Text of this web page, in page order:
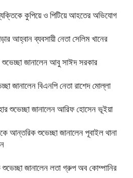
কুপিয়ে ও পিটিয়ে আহতের অভিযোগ
আহ্বান ব্যবসায়ী নেতা সেলিম খানের
জানালেন আবু সাঈদ সরকার
জানালেন বিএনপি নেতা রাশেদ মোল্লা
শুভেচ্ছা জানালেন আরিফ হোসেন ভূইয়া
আন্তরিক শুভেচ্ছা জানালেন পূবাইল থানা
জানালেন লতা গ্রুপ অব কোম্পানির